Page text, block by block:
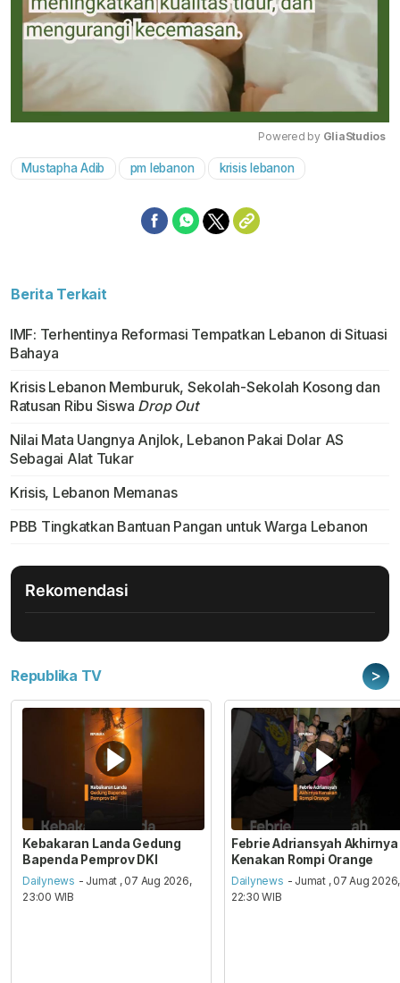
Powered by GliaStudios
Mustapha Adib pm lebanon krisis lebanon
Berita Terkait
IMF: Terhentinya Reformasi Tempatkan Lebanon di Situasi
Bahaya
Krisis Lebanon Memburuk, Sekolah-Sekolah Kosong dan
Ratusan Ribu Siswa Drop Out
Nilai Mata Uangnya Anjlok, Lebanon Pakai Dolar AS
Sebagai Alat Tukar
Krisis, Lebanon Memanas
PBB Tingkatkan Bantuan Pangan untuk Warga Lebanon
Rekomendasi
Republika TV >
Kebakaran Landa Gedung
Bapenda Pemprov DKI
Dailynews - Jumat , 07 Aug 2026,
23:00 WIB
Febrie Adriansyah Akhirnya
Kenakan Rompi Orange
Dailynews - Jumat , 07 Aug 2026,
22:30 WIB